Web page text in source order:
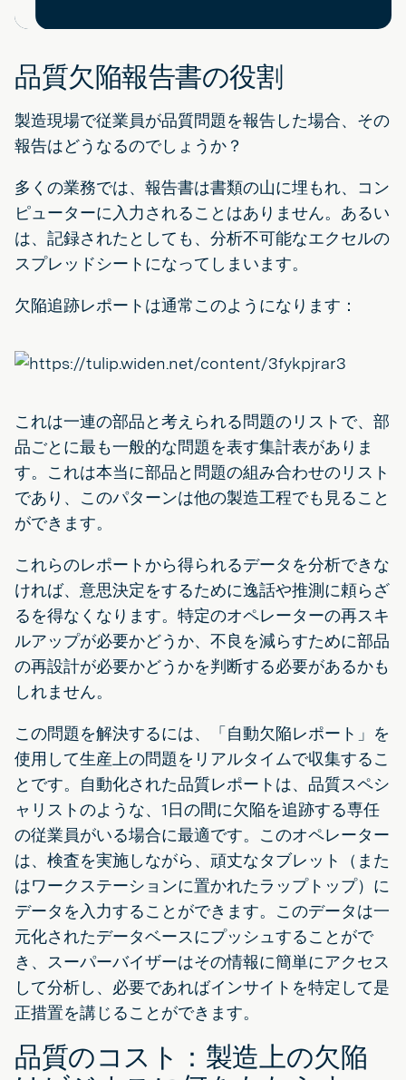
品質欠陥報告書の役割
製造現場で従業員が品質問題を報告した場合、その
報告はどうなるのでしょうか？
多くの業務では、報告書は書類の山に埋もれ、コン
ピューターに入力されることはありません。あるい
は、記録されたとしても、分析不可能なエクセルの
スプレッドシートになってしまいます。
欠陥追跡レポートは通常このようになります：
これは一連の部品と考えられる問題のリストで、部
品ごとに最も一般的な問題を表す集計表がありま
す。これは本当に部品と問題の組み合わせのリスト
であり、このパターンは他の製造工程でも見ること
ができます。
これらのレポートから得られるデータを分析できな
ければ、意思決定をするために逸話や推測に頼らざ
るを得なくなります。特定のオペレーターの再スキ
ルアップが必要かどうか、不良を減らすために部品
の再設計が必要かどうかを判断する必要があるかも
しれません。
この問題を解決するには、「自動欠陥レポート」を
使用して生産上の問題をリアルタイムで収集するこ
とです。自動化された品質レポートは、品質スペシ
ャリストのような、1日の間に欠陥を追跡する専任
の従業員がいる場合に最適です。このオペレーター
は、検査を実施しながら、頑丈なタブレット（また
はワークステーションに置かれたラップトップ）に
データを入力することができます。このデータは一
元化されたデータベースにプッシュすることがで
き、スーパーバイザーはその情報に簡単にアクセス
して分析し、必要であればインサイトを特定して是
正措置を講じることができます。
品質のコスト：製造上の欠陥